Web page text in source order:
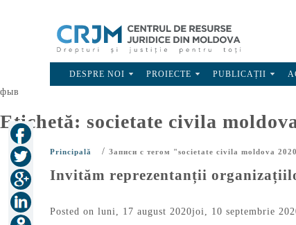
DESPRE NOI PROIECTE PUBLICAȚII
фыв
Etichetă: societate civila
Principală / Записи с тегом "societate civila moldova
Invităm reprezentanții
Posted on luni, 17 august 2020joi, 10 septembrie